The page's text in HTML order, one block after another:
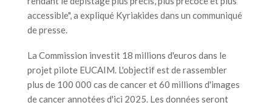
accessible", a expliqué Kyriakides dans un communiqué
de presse.
La Commission investit 18 millions d'euros dans le
projet pilote EUCAIM. L'objectif est de rassembler
plus de 100 000 cas de cancer et 60 millions d'images
de cancer annotées d'ici 2025. Les données seront